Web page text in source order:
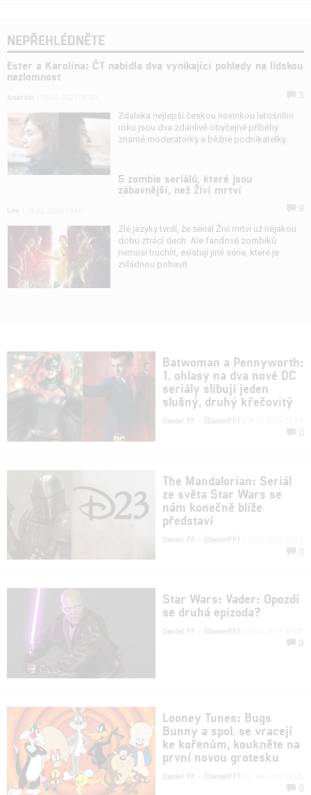
NEPŘEHLÉDNĚTE
Ester a Karolína: ČT nabídla dva vynikající pohledy na lidskou
nezlomnost
Zdaleka nejlepší českou novinkou letošního
roku jsou dva zdánlivě obyčejné příběhy
známé moderátorky a běžné podnikatelky.
5 zombie seriálů, které jsou
zábavnější, než Živí mrtví
Zlé jazyky tvrdí, že seriál Živí mrtví už nějakou
dobu ztrácí dech. Ale fandové zombíků
nemusí truchlit, existují jiné série, které je
zvládnou pobavit.
Batwoman a Pennyworth:
1. ohlasy na dva nové DC
seriály slibují jeden
slušný, druhý křečovitý
Daniel FF - (DanielFF)
0
The Mandalorian: Seriál
ze světa Star Wars se
nám konečně blíže
představí
Daniel FF - (DanielFF)
0
Star Wars: Vader: Opozdí
se druhá epizoda?
Daniel FF - (DanielFF)
0
Looney Tunes: Bugs
Bunny a spol. se vracejí
ke kořenům, koukněte na
první novou grotesku
Daniel FF - (DanielFF)
0